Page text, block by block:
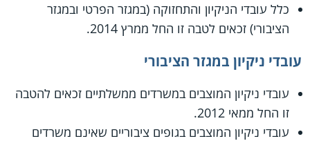
כלל עובדי הניקיון והתחזוקה (במגזר הפרטי ובמגזר
הציבורי) זכאים לטבה זו החל ממרץ 2014.
עובדי ניקיון במגזר הציבורי
עובדי ניקיון המוצבים במשרדים ממשלתיים זכאים להטבה
זו החל ממאי 2012.
עובדי ניקיון המוצבים בגופים ציבוריים שאינם משרדים